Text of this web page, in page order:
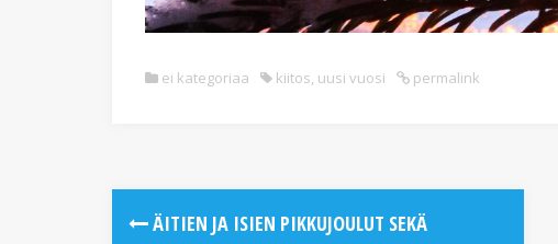
ei kategoriaa kiitos, uusi vuosi permalink
ÄITIEN JA ISIEN PIKKUJOULUT SEKÄ